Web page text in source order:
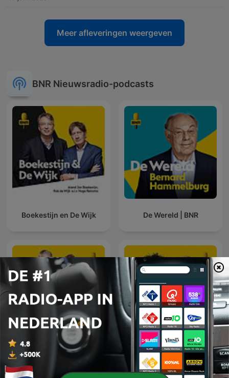
Meer afleveringen weergeven
BNR Nieuwsradio-podcasts
Boekestijn en De Wijk De Wereld | BNR
De Nationale Autoshow |
De Technoloog | BNR